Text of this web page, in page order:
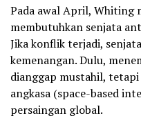
Pada awal April, Whiting
membutuhkan senjata
Jika konflik terjadi,
kemenangan. Dulu,
dianggap mustahil,
angkasa (space-based
persaingan global.